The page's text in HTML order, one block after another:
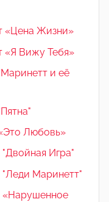
«Цена Жизни»
«Я Вижу Тебя»
и её
Любовь»
Игра"
Маринетт"
«Нарушенное